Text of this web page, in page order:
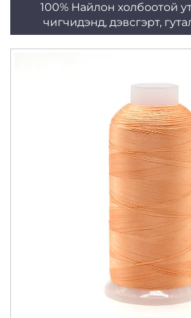
100% Найлон холбоотой
чигчидэнд, дэвсгэрт,